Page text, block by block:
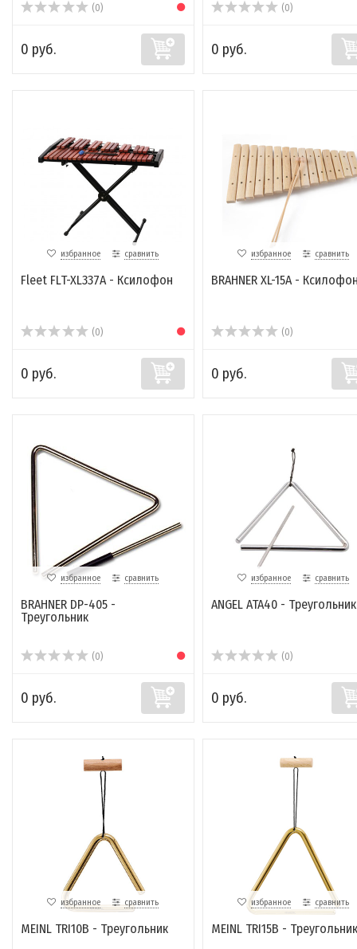
(0)
0 руб.
(0)
0 руб.
избранное сравнить
Fleet FLT-XL337A - Ксилофон
(0)
0 руб.
избранное сравнить
BRAHNER XL-15A -
(0)
0 руб.
избранное сравнить
BRAHNER DP-405 -
Треугольник
(0)
0 руб.
избранное сравнить
ANGEL ATA40 - Треугольник
(0)
0 руб.
избранное сравнить
MEINL TRI10B - Треугольник
избранное сравнить
MEINL TRI15B - Треугольник